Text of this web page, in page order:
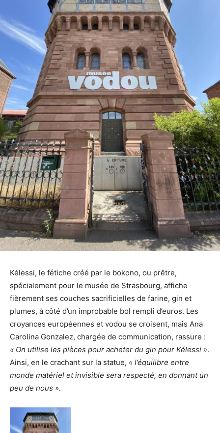
Kélessi, le fétiche créé par le bokono, ou prêtre,
spécialement pour le musée de Strasbourg, affiche
fièrement ses couches sacrificielles de farine, gin et
plumes, à côté d’un improbable bol rempli d’euros. Les
croyances européennes et vodou se croisent, mais Ana
Carolina Gonzalez, chargée de communication, rassure :
« On utilise les pièces pour acheter du gin pour Kélessi ».
Ainsi, en le crachant sur la statue, « l’équilibre entre
monde matériel et invisible sera respecté, en donnant un
peu de nous ».